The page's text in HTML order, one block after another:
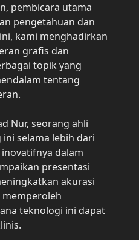
pembicara utama
pengetahuan dan
kami menghadirkan
grafis dan
topik yang
tentang
Nur, seorang ahli
selama lebih dari
dalam
presentasi
akurasi
memperoleh
teknologi ini dapat